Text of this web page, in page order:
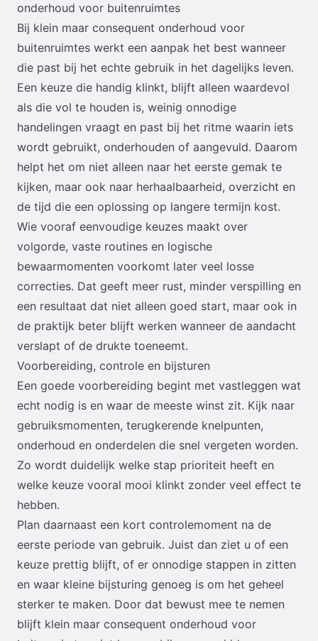
onderhoud voor buitenruimtes
Bij klein maar consequent onderhoud voor
buitenruimtes werkt een aanpak het best wanneer
die past bij het echte gebruik in het dagelijks leven.
Een keuze die handig klinkt, blijft alleen waardevol
als die vol te houden is, weinig onnodige
handelingen vraagt en past bij het ritme waarin iets
wordt gebruikt, onderhouden of aangevuld. Daarom
helpt het om niet alleen naar het eerste gemak te
kijken, maar ook naar herhaalbaarheid, overzicht en
de tijd die een oplossing op langere termijn kost.
Wie vooraf eenvoudige keuzes maakt over
volgorde, vaste routines en logische
bewaarmomenten voorkomt later veel losse
correcties. Dat geeft meer rust, minder verspilling en
een resultaat dat niet alleen goed start, maar ook in
de praktijk beter blijft werken wanneer de aandacht
verslapt of de drukte toeneemt.
Voorbereiding, controle en bijsturen
Een goede voorbereiding begint met vastleggen wat
echt nodig is en waar de meeste winst zit. Kijk naar
gebruiksmomenten, terugkerende knelpunten,
onderhoud en onderdelen die snel vergeten worden.
Zo wordt duidelijk welke stap prioriteit heeft en
welke keuze vooral mooi klinkt zonder veel effect te
hebben.
Plan daarnaast een kort controlemoment na de
eerste periode van gebruik. Juist dan ziet u of een
keuze prettig blijft, of er onnodige stappen in zitten
en waar kleine bijsturing genoeg is om het geheel
sterker te maken. Door dat bewust mee te nemen
blijft klein maar consequent onderhoud voor